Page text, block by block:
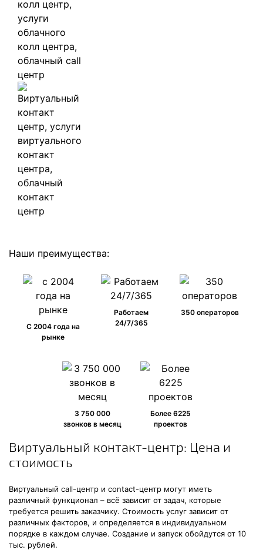
Наши преимущества:
C 2004 года на
рынке
Работаем
24/7/365
350 операторов
3 750 000
звонков в месяц
Более 6225
проектов
Виртуальный контакт-центр: Цена и
стоимость
Виртуальный call-центр и contact-центр могут иметь
различный функционал – всё зависит от задач, которые
требуется решить заказчику. Стоимость услуг зависит от
различных факторов, и определяется в индивидуальном
порядке в каждом случае. Создание и запуск обойдутся от 10
тыс. рублей.